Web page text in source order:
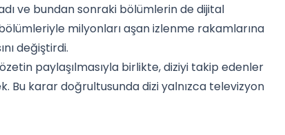
ve bundan sonraki bölümlerin de dijital
milyonları aşan izlenme rakamlarına
değiştirdi.
paylaşılmasıyla birlikte, diziyi takip edenler
Bu karar doğrultusunda dizi yalnızca televizyon